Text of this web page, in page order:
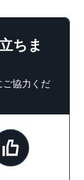
ちま
ご協力くだ